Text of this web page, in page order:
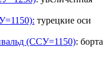
турецкие оси
(ССУ=1150): борта